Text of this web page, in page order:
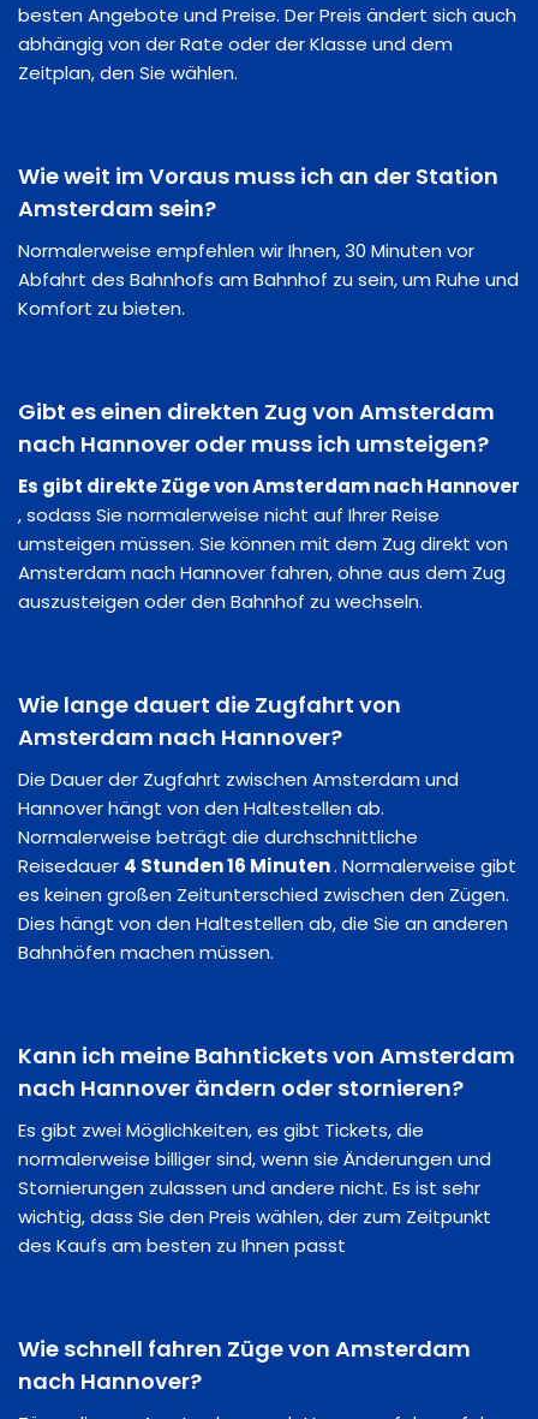
besten Angebote und Preise. Der Preis ändert sich auch
abhängig von der Rate oder der Klasse und dem
Zeitplan, den Sie wählen.
Wie weit im Voraus muss ich an der Station
Amsterdam sein?
Normalerweise empfehlen wir Ihnen, 30 Minuten vor
Abfahrt des Bahnhofs am Bahnhof zu sein, um Ruhe und
Komfort zu bieten.
Gibt es einen direkten Zug von Amsterdam
nach Hannover oder muss ich umsteigen?
Es gibt direkte Züge von Amsterdam nach Hannover
, sodass Sie normalerweise nicht auf Ihrer Reise
umsteigen müssen. Sie können mit dem Zug direkt von
Amsterdam nach Hannover fahren, ohne aus dem Zug
auszusteigen oder den Bahnhof zu wechseln.
Wie lange dauert die Zugfahrt von
Amsterdam nach Hannover?
Die Dauer der Zugfahrt zwischen Amsterdam und
Hannover hängt von den Haltestellen ab.
Normalerweise beträgt die durchschnittliche
Reisedauer 4 Stunden 16 Minuten. Normalerweise gibt
es keinen großen Zeitunterschied zwischen den Zügen.
Dies hängt von den Haltestellen ab, die Sie an anderen
Bahnhöfen machen müssen.
Kann ich meine Bahntickets von Amsterdam
nach Hannover ändern oder stornieren?
Es gibt zwei Möglichkeiten, es gibt Tickets, die
normalerweise billiger sind, wenn sie Änderungen und
Stornierungen zulassen und andere nicht. Es ist sehr
wichtig, dass Sie den Preis wählen, der zum Zeitpunkt
des Kaufs am besten zu Ihnen passt
Wie schnell fahren Züge von Amsterdam
nach Hannover?